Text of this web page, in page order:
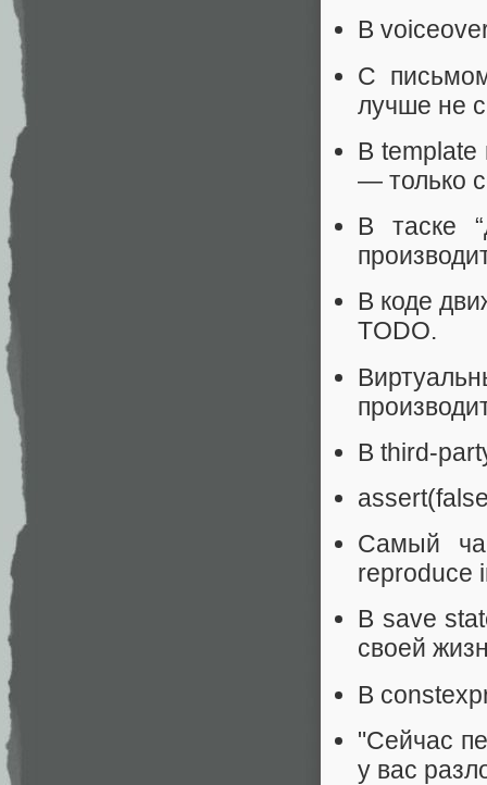
В
С
лучше не
В template
— только
В таске
В коде
TODO.
В third-
Самый
reproduce
В save
своей
В
"Сейчас
у вас